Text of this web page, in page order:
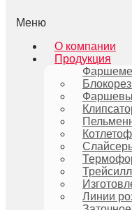
Меню
О компании
Продукция
Линии